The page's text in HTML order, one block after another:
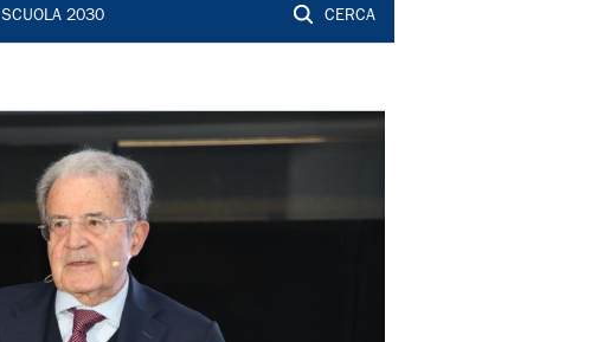
SCUOLA 2030 CERCA